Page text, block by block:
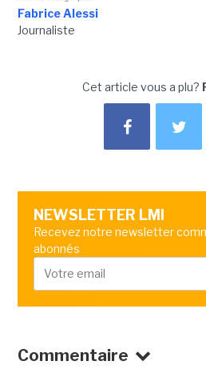
Fabrice Alessi
Journaliste
Cet article vous a plu?
NEWSLETTER LMI
Recevez notre newsletter
abonnés
Commentaire